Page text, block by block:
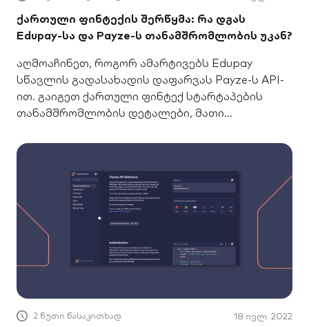
ქართული ფინტექის შერწყმა: რა დგას
Edupay-სა და Payze-ს თანამშრომლობის უკან?
აღმოაჩინეთ, როგორ ამარტივებს Edupay
სწავლის გადასახადის დაფარვას Payze-ს API-
ით. გაიგეთ ქართული ფინტექ სტარტაპების
თანამშრომლობის დეტალები, მათი
და მომხმარებლებისთვის.
2 წუთი წასაკითხად 18 ივლ. 2022